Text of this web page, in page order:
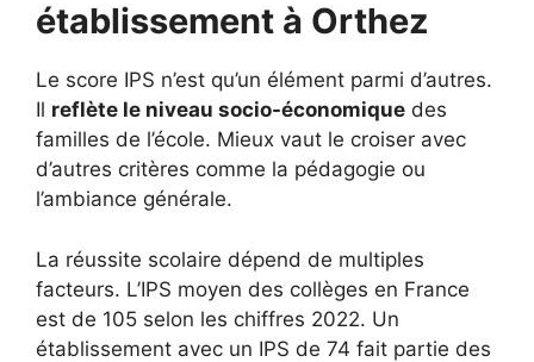
établissement à Orthez
Le score IPS n’est qu’un élément parmi d’autres.
Il reflète le niveau socio-économique des
familles de l’école. Mieux vaut le croiser avec
d’autres critères comme la pédagogie ou
l’ambiance générale.
La réussite scolaire dépend de multiples
facteurs. L’IPS moyen des collèges en France
est de 105 selon les chiffres 2022. Un
établissement avec un IPS de 74 fait partie des